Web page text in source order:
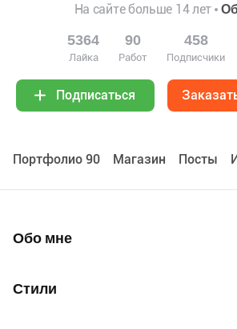
На сайте больше 14 лет
5364
Лайка
90
Работ
458
Подписчики
Подписаться
Портфолио 90 Maгазин Посты
Обо мне
Стили